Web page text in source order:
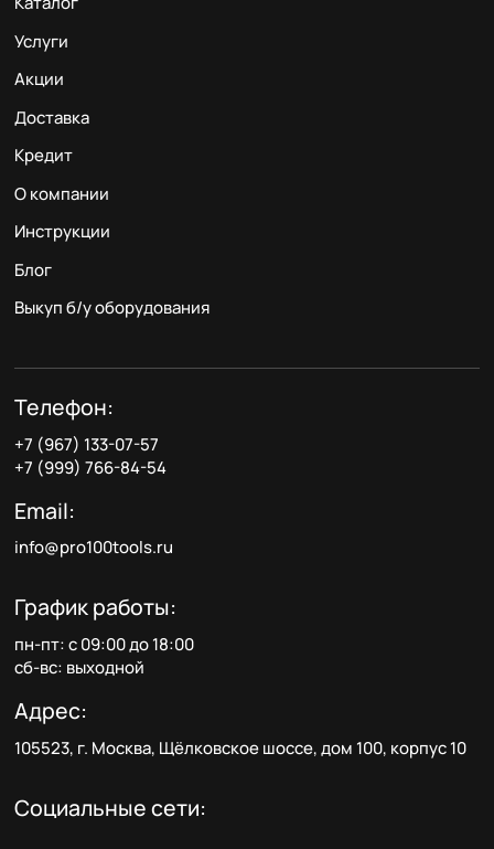
Услуги
Акции
Доставка
Кредит
О компании
Инструкции
Блог
Выкуп б/у оборудования
Телефон:
+7 (967) 133-07-57
+7 (999) 766-84-54
Email:
info@pro100tools.ru
График работы:
пн-пт: с 09:00 до 18:00
сб-вс: выходной
Адрес:
105523, г. Москва, Щёлковское шоссе, дом 100, корпус 10
Социальные сети: